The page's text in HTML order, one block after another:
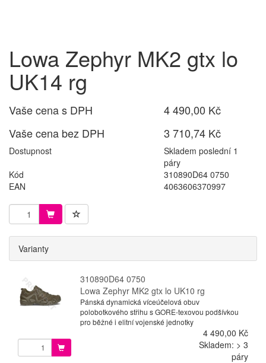
Lowa Zephyr MK2 gtx lo
UK14 rg
Vaše cena s DPH
4 490,00 Kč
Vaše cena bez DPH
3 710,74 Kč
Dostupnost
Skladem poslední 1
páry
Kód
310890D64 0750
EAN
4063606370997
Varianty
310890D64 0750
Lowa Zephyr MK2 gtx lo UK10 rg
Pánská dynamická víceúčelová obuv
polobotkového střihu s GORE-texovou podšívkou
pro běžné i elitní vojenské jednotky
4 490,00 Kč
Skladem: > 3
páry